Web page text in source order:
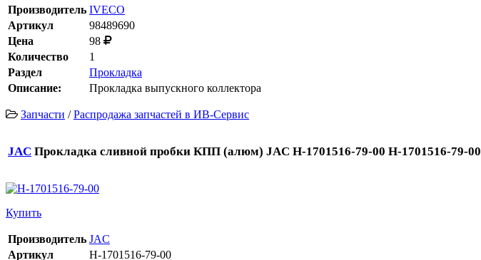
Производитель IVECO
Артикул
98489690
Цена
98
Количество
1
Раздел
Прокладка
Описание:
Прокладка выпускного коллектора
Запчасти /Распродажа запчастей в ИВ-Сервис
JAC Прокладка сливной пробки КПП (алюм) JAC H-1701516-79-00 H-1701516-79-00
Купить
Производитель JAC
Артикул
H-1701516-79-00